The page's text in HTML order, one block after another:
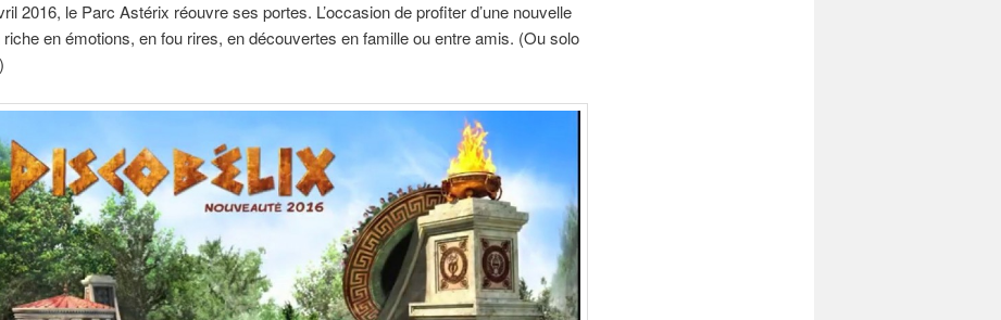
2016, le Parc Astérix réouvre ses portes. L’occasion de profiter d’une nouvelle
en émotions, en fou rires, en découvertes en famille ou entre amis. (Ou solo